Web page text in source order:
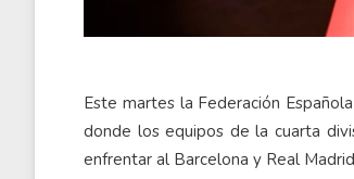
Este martes la Federación
donde los equipos de la cuarta
enfrentar al Barcelona y Real